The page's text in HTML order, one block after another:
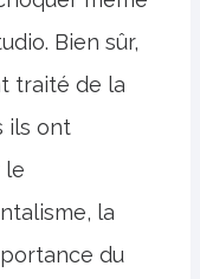
Bien sûr,
traité de la
ils ont
le
la
du